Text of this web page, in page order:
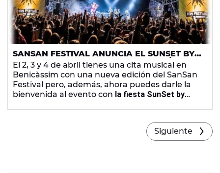
SANSAN FESTIVAL ANUNCIA EL SUNSET BY
SANSAN, SU FIESTA DE INAUGURACIÓN CON
ALIZZZ Y DRAMA
El 2, 3 y 4 de abril tienes una cita musical en
Benicàssim con una nueva edición del SanSan
Festival pero, además, ahora puedes darle la
bienvenida al evento con la fiesta SunSet by
Siguiente